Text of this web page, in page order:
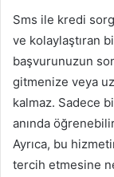
Sms ile kredi
ve kolaylaştıran
başvurunuzun
gitmenize veya
kalmaz. Sadece
anında
Ayrıca, bu
tercih etmesine